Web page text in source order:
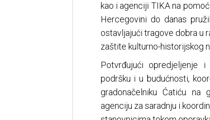
kao i agenciji TIKA na
Hercegovini do danas
ostavljajući tragove dobra u
zaštite kulturno-historijskog
Potvrđujući opredjeljenje
podršku i u budućnosti,
gradonačelniku Ćatiću na
agenciju za saradnju i